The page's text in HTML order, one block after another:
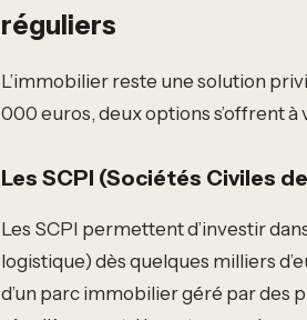
réguliers
L’immobilier reste une solution
000 euros, deux options s’offrent
Les SCPI (Sociétés Civiles
Les SCPI permettent d’investir
logistique) dès quelques milliers
d’un parc immobilier géré par des